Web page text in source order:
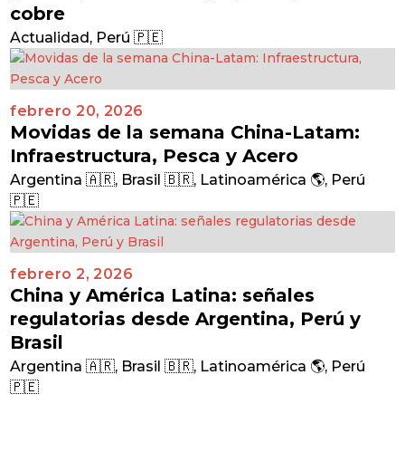
cobre
Actualidad, Perú 🇵🇪
febrero 20, 2026
Movidas de la semana China-Latam:
Infraestructura, Pesca y Acero
Argentina 🇦🇷, Brasil 🇧🇷, Latinoamérica 🌎, Perú
🇵🇪
febrero 2, 2026
China y América Latina: señales
regulatorias desde Argentina, Perú y
Brasil
Argentina 🇦🇷, Brasil 🇧🇷, Latinoamérica 🌎, Perú
🇵🇪